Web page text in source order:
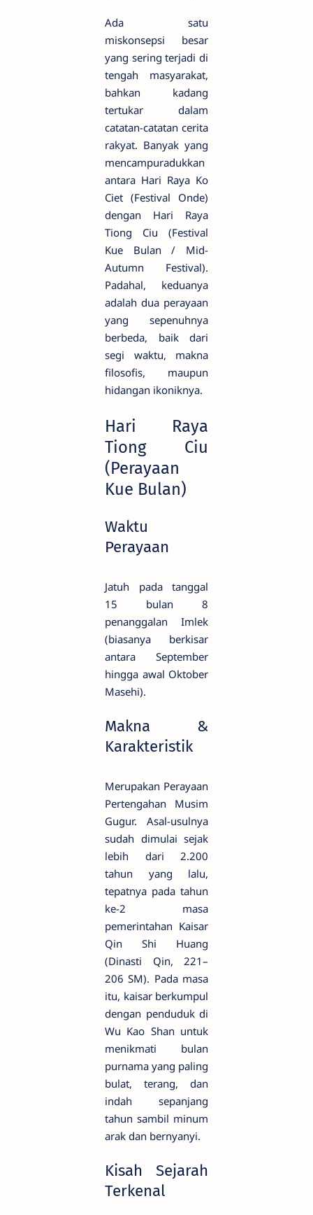
Ada satu
miskonsepsi besar
yang sering terjadi di
tengah masyarakat,
bahkan kadang
tertukar dalam
catatan-catatan cerita
rakyat. Banyak yang
mencampuradukkan
antara Hari Raya Ko
Ciet (Festival Onde)
dengan Hari Raya
Tiong Ciu (Festival
Kue Bulan / Mid-
Autumn Festival).
Padahal, keduanya
adalah dua perayaan
yang sepenuhnya
berbeda, baik dari
segi waktu, makna
filosofis, maupun
hidangan ikoniknya.
Hari Raya
Tiong Ciu
(Perayaan
Kue Bulan)
Waktu
Perayaan
Jatuh pada tanggal
15 bulan 8
penanggalan Imlek
(biasanya berkisar
antara September
hingga awal Oktober
Masehi).
Makna &
Karakteristik
Merupakan Perayaan
Pertengahan Musim
Gugur. Asal-usulnya
sudah dimulai sejak
lebih dari 2.200
tahun yang lalu,
tepatnya pada tahun
ke-2 masa
pemerintahan Kaisar
Qin Shi Huang
(Dinasti Qin, 221–
206 SM). Pada masa
itu, kaisar berkumpul
dengan penduduk di
Wu Kao Shan untuk
menikmati bulan
purnama yang paling
bulat, terang, dan
indah sepanjang
tahun sambil minum
arak dan bernyanyi.
Kisah Sejarah
Terkenal